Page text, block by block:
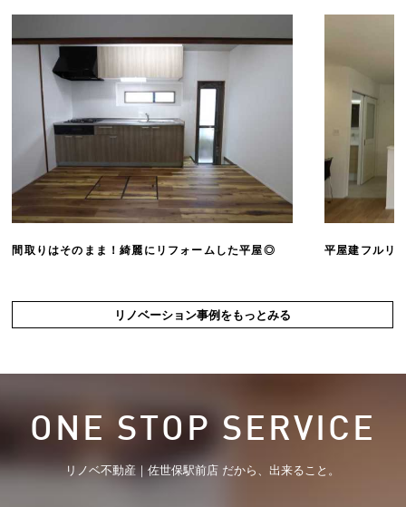
間取りはそのまま！綺麗にリフォームした平屋◎ 平屋建フルリ
リノベーション事例をもっとみる
ONE STOP SERVICE
リノベ不動産｜佐世保駅前店 だから、出来ること。